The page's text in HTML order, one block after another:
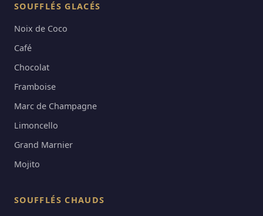
SOUFFLÉS GLACÉS
Noix de Coco
Café
Chocolat
Framboise
Marc de Champagne
Limoncello
Grand Marnier
Mojito
SOUFFLÉS CHAUDS